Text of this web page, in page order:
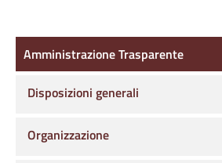
Amministrazione Trasparente
Amministrazione Trasparente
Disposizioni generali
Organizzazione